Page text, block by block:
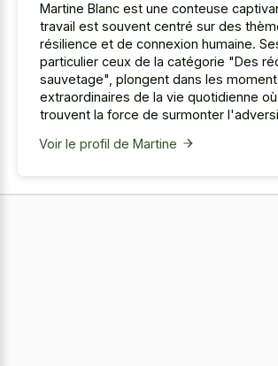
Martine Blanc est une conteuse
travail est souvent centré sur des
résilience et de connexion humaine.
particulier ceux de la catégorie "Des
sauvetage", plongent dans les
extraordinaires de la vie quotidienne
trouvent la force de surmonter
Voir le profil de Martine